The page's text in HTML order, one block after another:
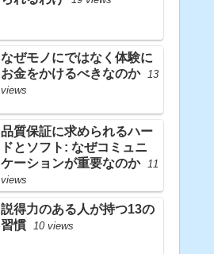
なぜモノにではなく体験に
お金をかけるべきなのか
13
views
品質保証に求められるハー
ドとソフト: なぜコミュニ
ケーションが重要なのか 11
views
説得力のある人が持つ13の
習慣 10 views